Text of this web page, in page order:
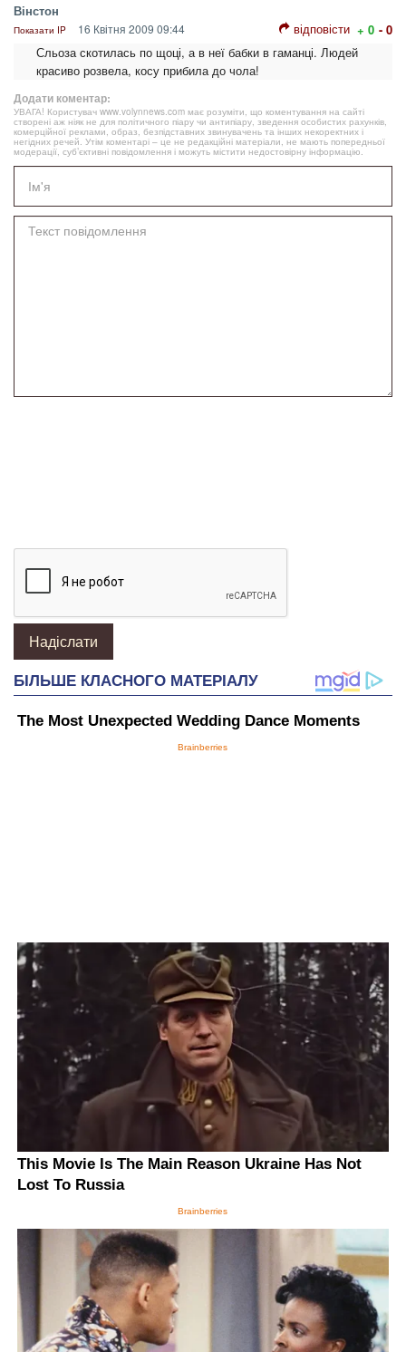
Вінстон
Показати IP 16 Квітня 2009 09:44 відповісти + 0 - 0
Сльоза скотилась по щоці, а в неї бабки в гаманці. Людей
красиво розвела, косу прибила до чола!
Додати коментар:
УВАГА! Користувач www.volynnews.com має розуміти, що коментування на сайті
створені аж ніяк не для політичного піару чи антипіару, зведення особистих рахунків,
комерційної реклами, образ, безпідставних звинувачень та інших некоректних і
негідних речей. Утім коментарі – це не редакційні матеріали, не мають попередньої
модерації, суб’єктивні повідомлення і можуть містити недостовірну інформацію.